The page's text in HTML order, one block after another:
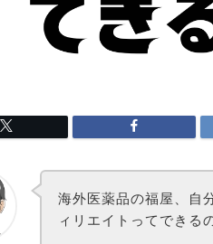
海外医薬品の福屋、自
ィリエイトってできる